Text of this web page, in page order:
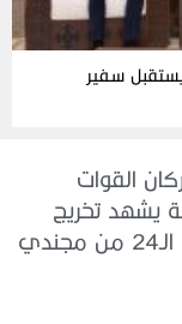
سفير
القوات
يشهد تخريج
الدفعة الـ24 من مجندي